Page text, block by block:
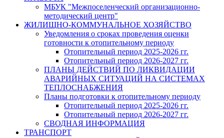
МБУК "Межпоселенческий организационно-
методический центр"
ЖИЛИЩНО-КОММУНАЛЬНОЕ ХОЗЯЙСТВО
Уведомления о сроках проведения оценки
готовности к отопительному периоду
Отопительный период 2025-2026 гг.
Отопительный период 2026-2027 гг.
ПЛАНЫ ДЕЙСТВИЙ ПО ЛИКВИДАЦИИ
АВАРИЙНЫХ СИТУАЦИЙ НА СИСТЕМАХ
ТЕПЛОСНАБЖЕНИЯ
Планы подготовки к отопительному периоду
Отопительный период 2025-2026 гг.
Отопительный период 2026-2027 гг.
СВОДНАЯ ИНФОРМАЦИЯ
ТРАНСПОРТ